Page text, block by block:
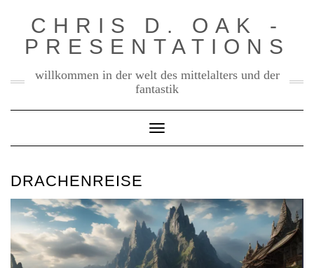
content
CHRIS D. OAK -
PRESENTATIONS
willkommen in der welt des mittelalters und der
fantastik
Toggle Navigation
DRACHENREISE